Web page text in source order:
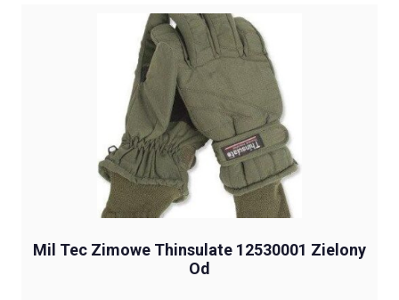
Mil Tec Zimowe Thinsulate 12530001 Zielony
Od